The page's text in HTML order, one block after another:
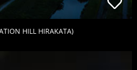
HILL HIRAKATA)